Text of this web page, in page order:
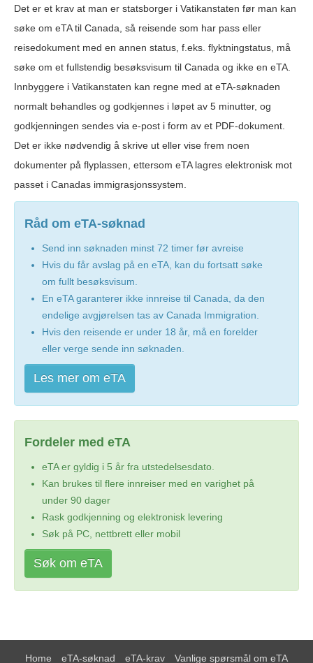
Det er et krav at man er statsborger i Vatikanstaten før man kan
søke om eTA til Canada, så reisende som har pass eller
reisedokument med en annen status, f.eks. flyktningstatus, må
søke om et fullstendig besøksvisum til Canada og ikke en eTA.
Innbyggere i Vatikanstaten kan regne med at eTA-søknaden
normalt behandles og godkjennes i løpet av 5 minutter, og
godkjenningen sendes via e-post i form av et PDF-dokument.
Det er ikke nødvendig å skrive ut eller vise frem noen
dokumenter på flyplassen, ettersom eTA lagres elektronisk mot
passet i Canadas immigrasjonssystem.
Råd om eTA-søknad
Send inn søknaden minst 72 timer før avreise
Hvis du får avslag på en eTA, kan du fortsatt søke
om fullt besøksvisum.
En eTA garanterer ikke innreise til Canada, da den
endelige avgjørelsen tas av Canada Immigration.
Hvis den reisende er under 18 år, må en forelder
eller verge sende inn søknaden.
Les mer om eTA
Fordeler med eTA
eTA er gyldig i 5 år fra utstedelsesdato.
Kan brukes til flere innreiser med en varighet på
under 90 dager
Rask godkjenning og elektronisk levering
Søk på PC, nettbrett eller mobil
Søk om eTA
Home eTA-søknad eTA-krav Vanlige spørsmål om eTA